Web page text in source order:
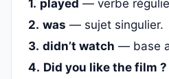
1. played — verbe
2. was — sujet singulier.
3. didn’t watch — base
4. Did you like the film ?